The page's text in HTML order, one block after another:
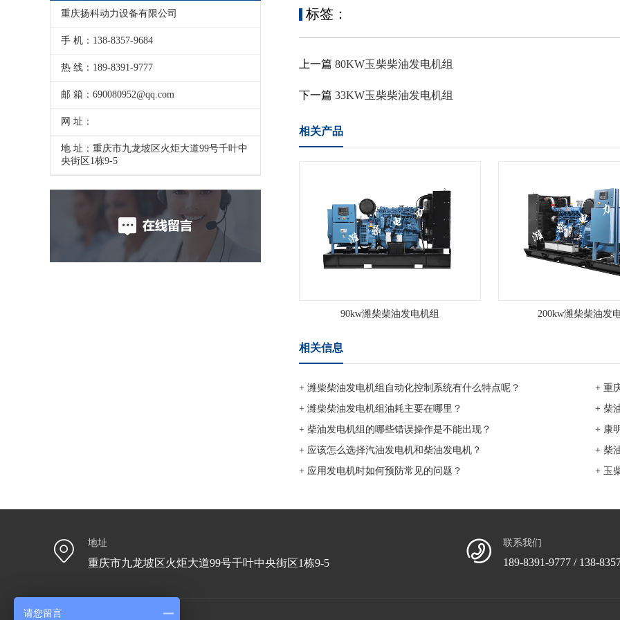
重庆扬科动力设备有限公司
手 机：138-8357-9684
热 线：189-8391-9777
邮 箱：690080952@qq.com
网 址：
地 址：重庆市九龙坡区火炬大道99号千叶中
央街区1栋9-5
标签：
上一篇 80KW玉柴柴油发电机组
下一篇 33KW玉柴柴油发电机组
相关产品
90kw潍柴柴油发电机组 200kw潍柴柴油发
相关信息
+ 潍柴柴油发电机组自动化控制系统有什么特点呢？
+ 重
+ 潍柴柴油发电机组油耗主要在哪里？
+ 柴
+ 柴油发电机组的哪些错误操作是不能出现？
+ 康
+ 应该怎么选择汽油发电机和柴油发电机？
+ 柴
+ 应用发电机时如何预防常见的问题？
+ 玉
地址
重庆市九龙坡区火炬大道99号千叶中央街区1栋9-5
联系我们
189-8391-9777 / 138-
请您留言